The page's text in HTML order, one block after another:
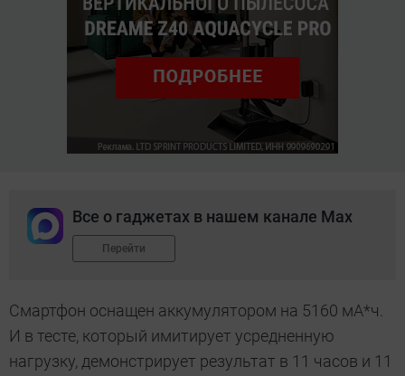
Все о гаджетах в нашем канале Max
Перейти
Смартфон оснащен аккумулятором на 5160 мА*ч.
И в тесте, который имитирует усредненную
нагрузку, демонстрирует результат в 11 часов и 11